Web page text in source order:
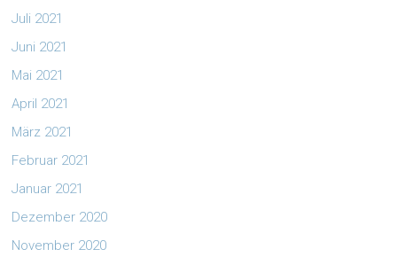
Juli 2021
Juni 2021
Mai 2021
April 2021
März 2021
Februar 2021
Januar 2021
Dezember 2020
November 2020